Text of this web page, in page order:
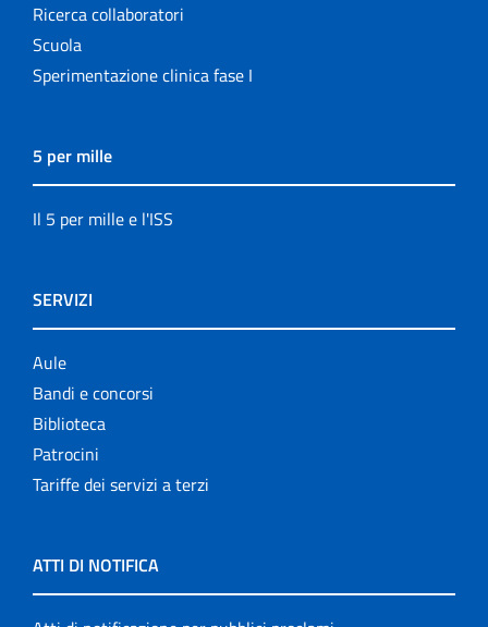
Ricerca collaboratori
Scuola
Sperimentazione clinica fase I
5 per mille
Il 5 per mille e l'ISS
SERVIZI
Aule
Bandi e concorsi
Biblioteca
Patrocini
Tariffe dei servizi a terzi
ATTI DI NOTIFICA